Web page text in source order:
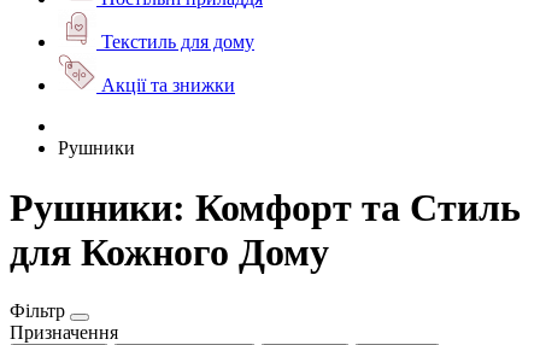
Текстиль для дому
Акції та знижки
Рушники
Рушники: Комфорт та Стиль
для Кожного Дому
Фільтр
Призначення